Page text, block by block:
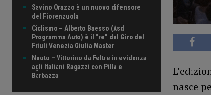
nasce
Savino Orazzo è un nuovo difensore
del Fiorenzuola
Ciclismo – Alberto Baesso (Asd
Programma Auto) è il “re” del Giro del
Friuli Venezia Giulia Master
Nuoto – Vittorino da Feltre in evidenza
agli Italiani Ragazzi con Pilla e
Barbazza